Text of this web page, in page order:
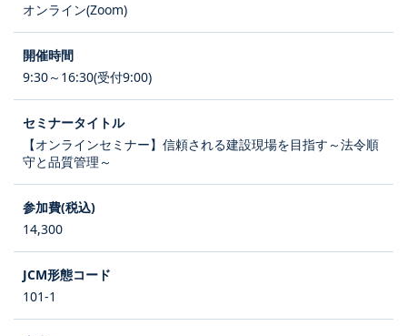
オンライン(Zoom)
9:30～16:30(受付9:00)
【オンラインセミナー】信頼される建設現場を目指す～法令順
守と品質管理～
14,300
101-1